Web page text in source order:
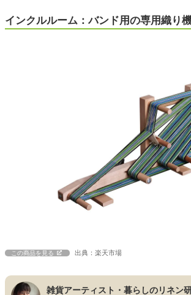
インクルルーム：バンド用の専用織り
この商品を見る 出典：楽天市場
雑貨アーティスト・暮らしのリネン